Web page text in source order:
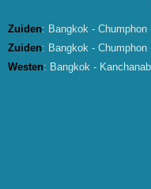
Zuiden: Bangkok -
Zuiden: Bangkok -
Westen: Bangkok -